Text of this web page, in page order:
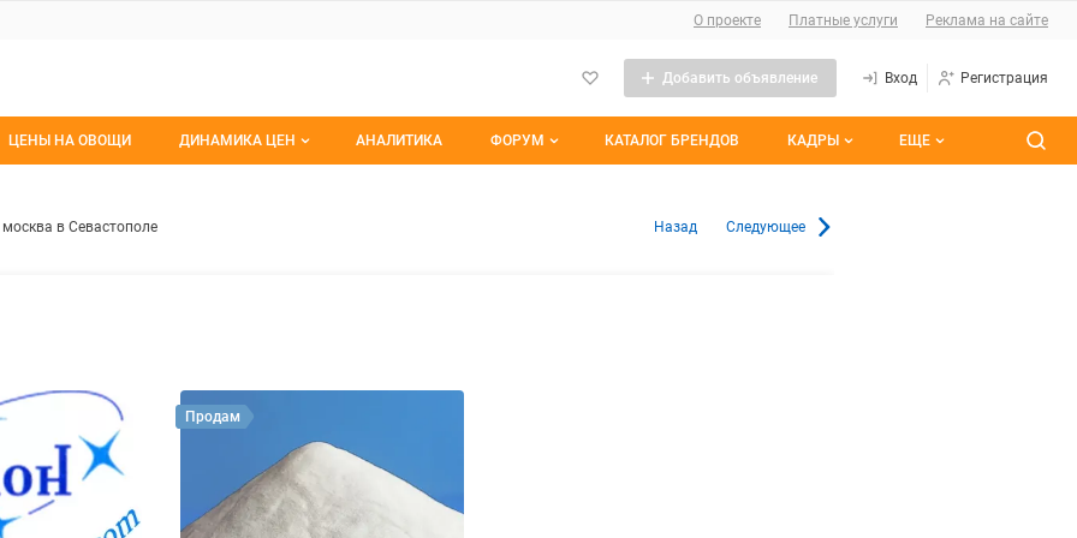
О сайте
О проекте Платные услуги Реклама на сайте
Добавить объявление Вход Регистрация
ЦЕНЫ НА ОВОЩИ ДИНАМИКА ЦЕН АНАЛИТИКА ФОРУМ КАТАЛОГ БРЕНДОВ КАДРЫ ЕЩЕ
севастополь — москва в Севастополе
в Севастополе Назад Следующее
Продам